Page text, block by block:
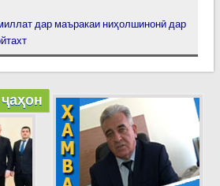
дар маъракаи ниҳолшинонӣ дар